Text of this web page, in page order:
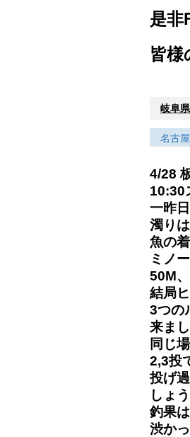
是非
皆様
岐阜
名古
4/28
10:30
一昨
濁り
魚の
ミノ
50M、
結局
3つの
来まし
同じ
2,3投
投げ
しょう
釣果
渋か